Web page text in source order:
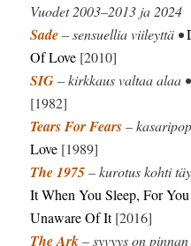
Vuodet 2003–2013 ja 2024
Sade– sensuellia viileyttä •
Of Love [2010]
SIG– kirkkaus valtaa alaa
[1982]
Tears For Fears–
Love [1989]
The 1975– kurotus kohti
It When You Sleep, For
Unaware Of It[2016]
The Ark– syvyys on